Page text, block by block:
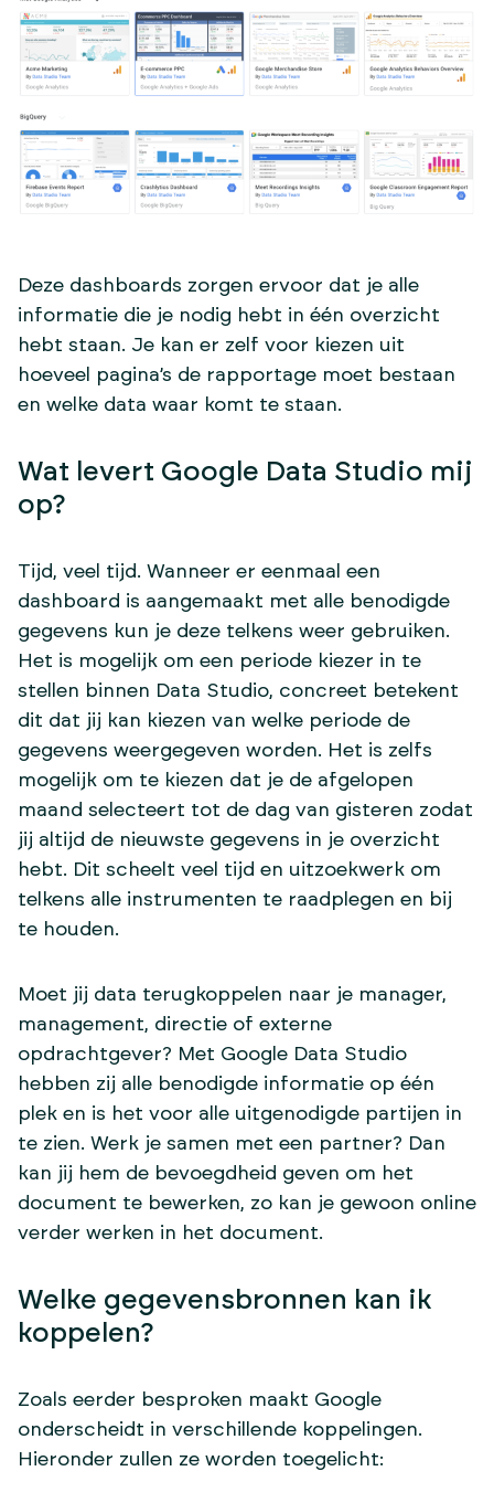
Deze dashboards zorgen ervoor dat je alle
informatie die je nodig hebt in één overzicht
hebt staan. Je kan er zelf voor kiezen uit
hoeveel pagina’s de rapportage moet bestaan
en welke data waar komt te staan.
Wat levert Google Data Studio mij
op?
Tijd, veel tijd. Wanneer er eenmaal een
dashboard is aangemaakt met alle benodigde
gegevens kun je deze telkens weer gebruiken.
Het is mogelijk om een periode kiezer in te
stellen binnen Data Studio, concreet betekent
dit dat jij kan kiezen van welke periode de
gegevens weergegeven worden. Het is zelfs
mogelijk om te kiezen dat je de afgelopen
maand selecteert tot de dag van gisteren zodat
jij altijd de nieuwste gegevens in je overzicht
hebt. Dit scheelt veel tijd en uitzoekwerk om
telkens alle instrumenten te raadplegen en bij
te houden.
Moet jij data terugkoppelen naar je manager,
management, directie of externe
opdrachtgever? Met Google Data Studio
hebben zij alle benodigde informatie op één
plek en is het voor alle uitgenodigde partijen in
te zien. Werk je samen met een partner? Dan
kan jij hem de bevoegdheid geven om het
document te bewerken, zo kan je gewoon online
verder werken in het document.
Welke gegevensbronnen kan ik
koppelen?
Zoals eerder besproken maakt Google
onderscheidt in verschillende koppelingen.
Hieronder zullen ze worden toegelicht: